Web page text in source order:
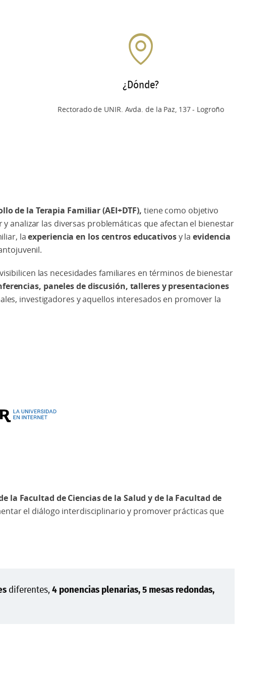
¿Dónde?
Rectorado de UNIR. Avda. de la Paz, 137 - Logroño
de la Terapia Familiar (AEI+DTF), tiene como objetivo
analizar las diversas problemáticas que afectan el bienestar
laexperiencia en los centros educativosy laevidencia
las necesidades familiares en términos de bienestar
paneles de discusión, talleres y presentaciones
investigadores y aquellos interesados en promover la
Facultad de Ciencias de la Salud y de la Facultad de
el diálogo interdisciplinario y promover prácticas que
diferentes,4 ponencias plenarias, 5 mesas redondas,